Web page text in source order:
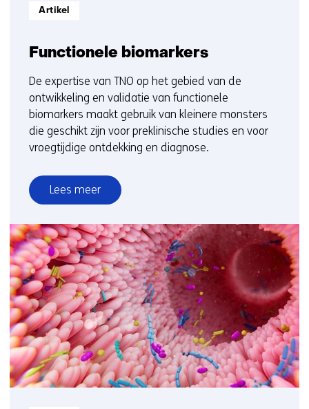
Functionele biomarkers
Informatietype:
Artikel
De expertise van TNO op het gebied van de
ontwikkeling en validatie van functionele
biomarkers maakt gebruik van kleinere monsters
die geschikt zijn voor preklinische studies en voor
vroegtijdige ontdekking en diagnose.
Lees meer
over
Functionele
biomarkers